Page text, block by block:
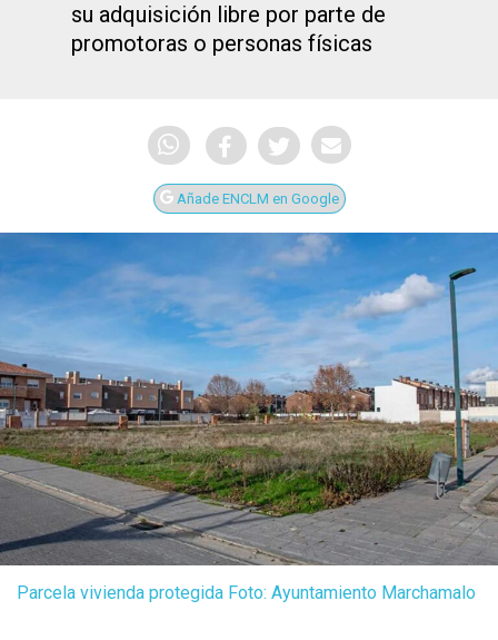
su adquisición libre por parte de
promotoras o personas físicas
Añade ENCLM en Google
Parcela vivienda protegida Foto: Ayuntamiento Marchamalo